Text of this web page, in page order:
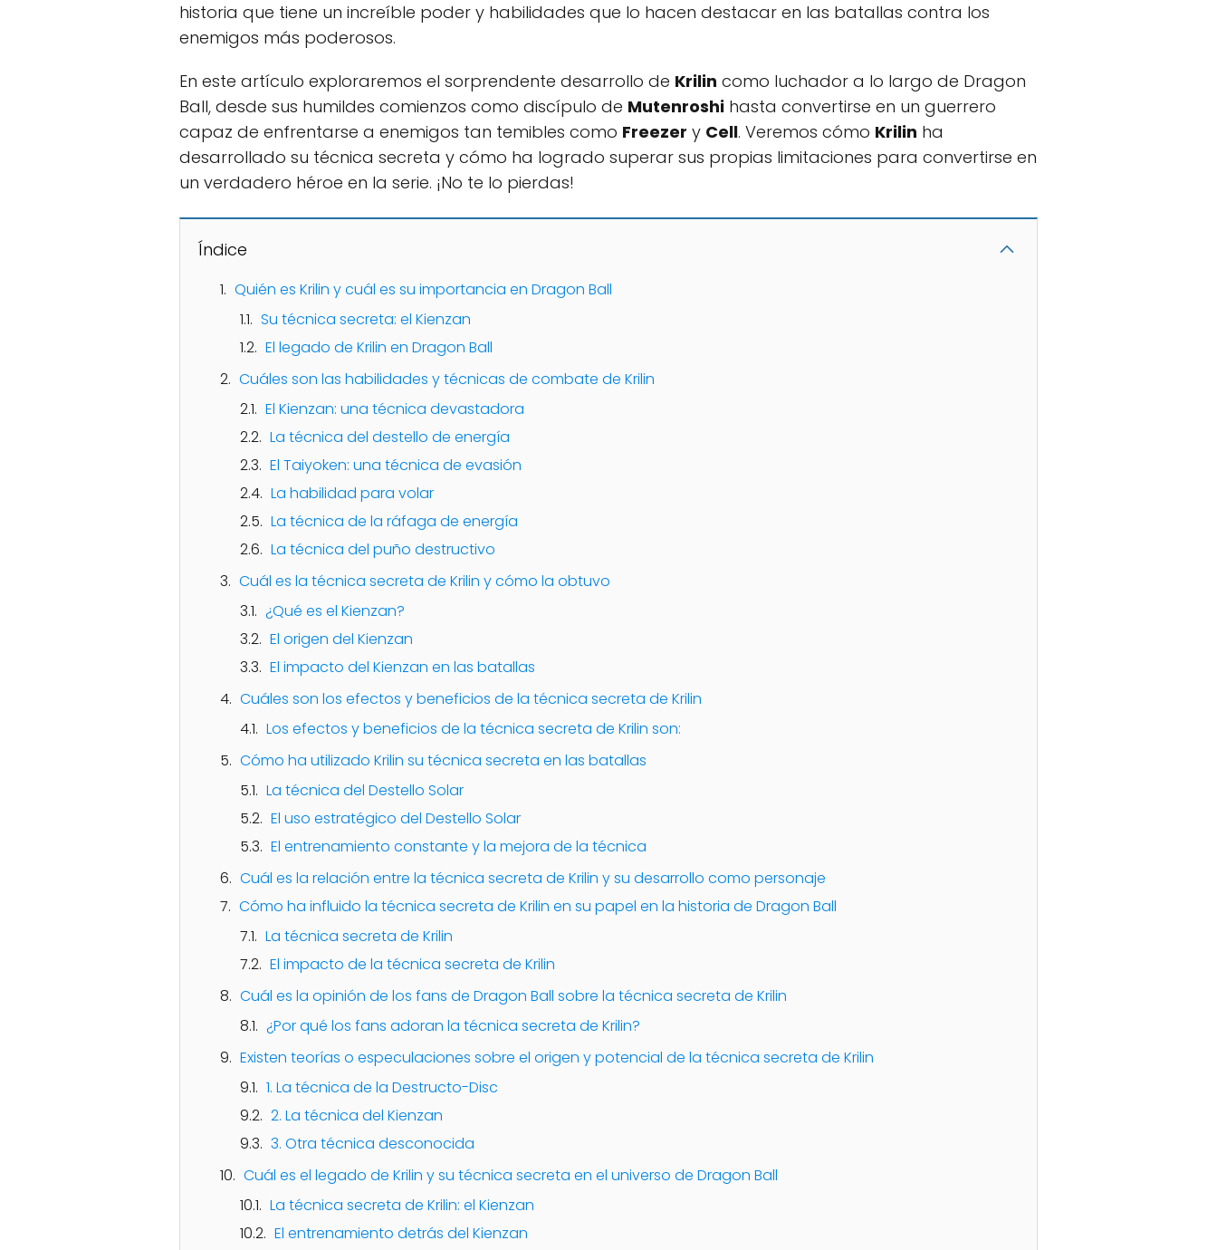
historia que tiene un increíble poder y habilidades que lo hacen destacar en las batallas contra los
enemigos más poderosos.
En este artículo exploraremos el sorprendente desarrollo de Krilin como luchador a lo largo de Dragon
Ball, desde sus humildes comienzos como discípulo de Mutenroshi hasta convertirse en un guerrero
capaz de enfrentarse a enemigos tan temibles como Freezer y Cell. Veremos cómo Krilin ha
desarrollado su técnica secreta y cómo ha logrado superar sus propias limitaciones para convertirse en
un verdadero héroe en la serie. ¡No te lo pierdas!
Índice
Quién es Krilin y cuál es su importancia en Dragon Ball
Su técnica secreta: el Kienzan
El legado de Krilin en Dragon Ball
Cuáles son las habilidades y técnicas de combate de Krilin
El Kienzan: una técnica devastadora
La técnica del destello de energía
El Taiyoken: una técnica de evasión
La habilidad para volar
La técnica de la ráfaga de energía
La técnica del puño destructivo
Cuál es la técnica secreta de Krilin y cómo la obtuvo
¿Qué es el Kienzan?
El origen del Kienzan
El impacto del Kienzan en las batallas
Cuáles son los efectos y beneficios de la técnica secreta de Krilin
Los efectos y beneficios de la técnica secreta de Krilin son:
Cómo ha utilizado Krilin su técnica secreta en las batallas
La técnica del Destello Solar
El uso estratégico del Destello Solar
El entrenamiento constante y la mejora de la técnica
Cuál es la relación entre la técnica secreta de Krilin y su desarrollo como personaje
Cómo ha influido la técnica secreta de Krilin en su papel en la historia de Dragon Ball
La técnica secreta de Krilin
El impacto de la técnica secreta de Krilin
Cuál es la opinión de los fans de Dragon Ball sobre la técnica secreta de Krilin
¿Por qué los fans adoran la técnica secreta de Krilin?
Existen teorías o especulaciones sobre el origen y potencial de la técnica secreta de Krilin
1. La técnica de la Destructo-Disc
2. La técnica del Kienzan
3. Otra técnica desconocida
Cuál es el legado de Krilin y su técnica secreta en el universo de Dragon Ball
La técnica secreta de Krilin: el Kienzan
El entrenamiento detrás del Kienzan